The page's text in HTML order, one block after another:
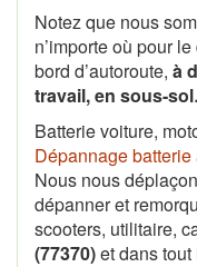
Notez que nous
n’importe où pour
bord d’autoroute, à
travail, en sous-
Batterie voiture,
Dépannage batterie
Nous nous
dépanner et
scooters, utilitaire,
(77370)et dans